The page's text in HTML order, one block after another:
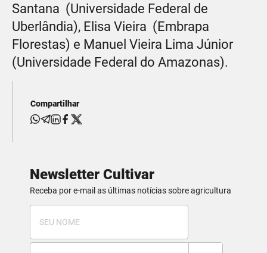
Santana (Universidade Federal de
Uberlândia), Elisa Vieira (Embrapa
Florestas) e Manuel Vieira Lima Júnior
(Universidade Federal do Amazonas).
Compartilhar
Newsletter Cultivar
Receba por e-mail as últimas notícias sobre agricultura